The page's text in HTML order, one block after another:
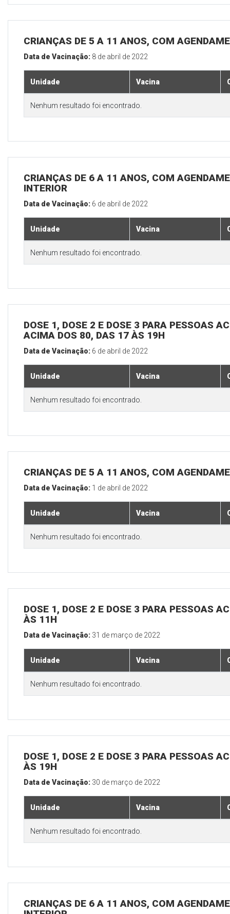
CRIANÇAS DE 5 A 11 ANOS, COM
Data de Vacinação: 8 de abril de 2022
Unidade Vacina
Nenhum resultado foi encontrado.
CRIANÇAS DE 6 A 11 ANOS, COM
INTERIOR
Data de Vacinação: 6 de abril de 2022
Unidade Vacina
Nenhum resultado foi encontrado.
DOSE 1, DOSE 2 E DOSE 3 PARA PESSOAS
ACIMA DOS 80, DAS 17 ÀS 19H
Data de Vacinação: 6 de abril de 2022
Unidade Vacina
Nenhum resultado foi encontrado.
CRIANÇAS DE 5 A 11 ANOS, COM
Data de Vacinação: 1 de abril de 2022
Unidade Vacina
Nenhum resultado foi encontrado.
DOSE 1, DOSE 2 E DOSE 3 PARA PESSOAS
ÀS 11H
Data de Vacinação: 31 de março de 2022
Unidade Vacina
Nenhum resultado foi encontrado.
DOSE 1, DOSE 2 E DOSE 3 PARA PESSOAS
ÀS 19H
Data de Vacinação: 30 de março de 2022
Unidade Vacina
Nenhum resultado foi encontrado.
CRIANÇAS DE 6 A 11 ANOS, COM